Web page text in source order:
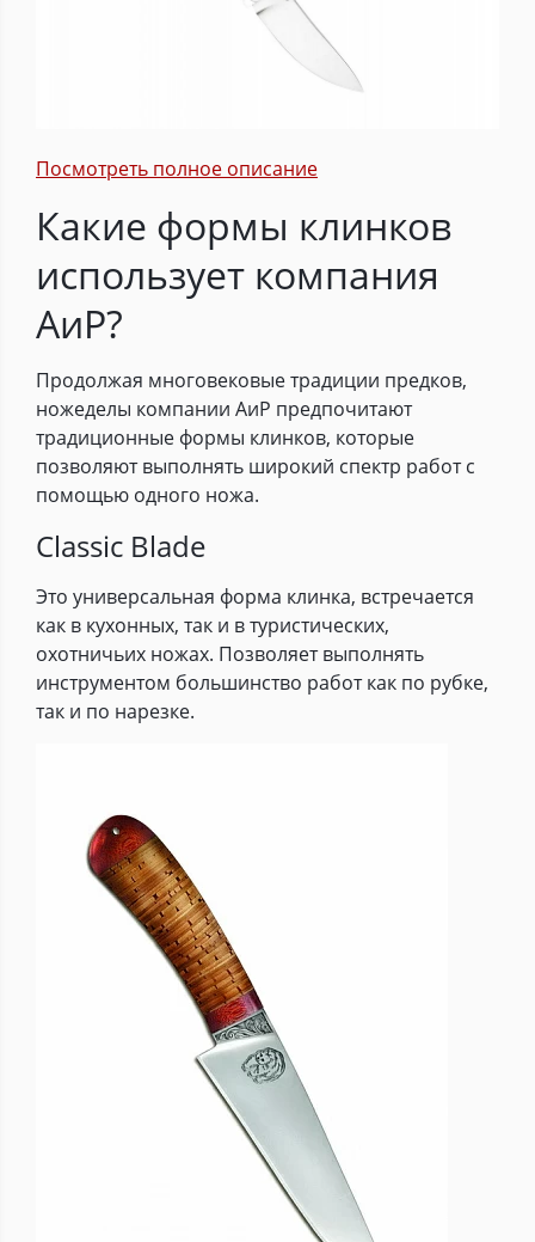
Посмотреть полное описание
Какие формы клинков
использует компания
АиР?
Продолжая многовековые традиции предков,
ножеделы компании АиР предпочитают
традиционные формы клинков, которые
позволяют выполнять широкий спектр работ с
помощью одного ножа.
Classic Blade
Это универсальная форма клинка, встречается
как в кухонных, так и в туристических,
охотничьих ножах. Позволяет выполнять
инструментом большинство работ как по рубке,
так и по нарезке.